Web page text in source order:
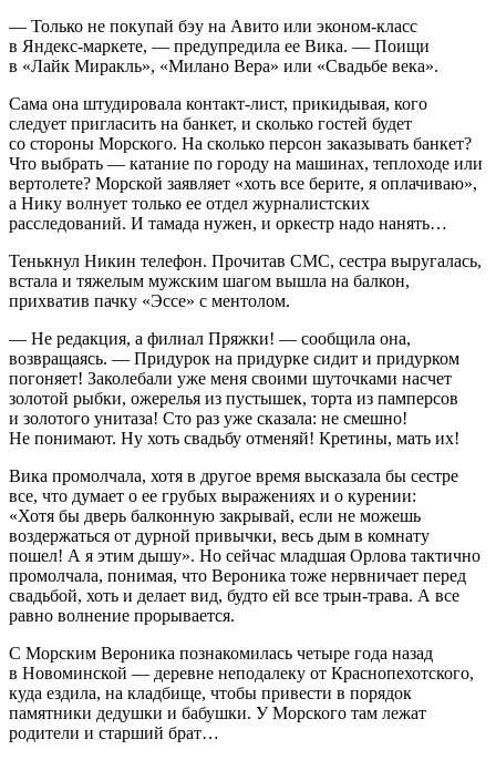
— Только не покупай бэу на Авито или эконом-класс
в Яндекс-маркете, — предупредила ее Вика. — Поищи
в «Лайк Миракль», «Милано Вера» или «Свадьбе века».
Сама она штудировала контакт-лист, прикидывая, кого
следует пригласить на банкет, и сколько гостей будет
со стороны Морского. На сколько персон заказывать банкет?
Что выбрать — катание по городу на машинах, теплоходе или
вертолете? Морской заявляет «хоть все берите, я оплачиваю»,
а Нику волнует только ее отдел журналистских
расследований. И тамада нужен, и оркестр надо нанять…
Тенькнул Никин телефон. Прочитав СМС, сестра выругалась,
встала и тяжелым мужским шагом вышла на балкон,
прихватив пачку «Эссе» с ментолом.
— Не редакция, а филиал Пряжки! — сообщила она,
возвращаясь. — Придурок на придурке сидит и придурком
погоняет! Заколебали уже меня своими шуточками насчет
золотой рыбки, ожерелья из пустышек, торта из памперсов
и золотого унитаза! Сто раз уже сказала: не смешно!
Не понимают. Ну хоть свадьбу отменяй! Кретины, мать их!
Вика промолчала, хотя в другое время высказала бы сестре
все, что думает о ее грубых выражениях и о курении:
«Хотя бы дверь балконную закрывай, если не можешь
воздержаться от дурной привычки, весь дым в комнату
пошел! А я этим дышу». Но сейчас младшая Орлова тактично
промолчала, понимая, что Вероника тоже нервничает перед
свадьбой, хоть и делает вид, будто ей все трын-трава. А все
равно волнение прорывается.
С Морским Вероника познакомилась четыре года назад
в Новоминской — деревне неподалеку от Краснопехотского,
куда ездила, на кладбище, чтобы привести в порядок
памятники дедушки и бабушки. У Морского там лежат
родители и старший брат…